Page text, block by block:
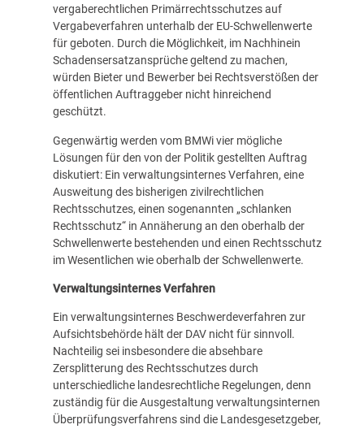
vergaberechtlichen Primärrechtsschutzes auf
Vergabeverfahren unterhalb der EU-Schwellenwerte
für geboten. Durch die Möglichkeit, im Nachhinein
Schadensersatzansprüche geltend zu machen,
würden Bieter und Bewerber bei Rechtsverstößen der
öffentlichen Auftraggeber nicht hinreichend
geschützt.
Gegenwärtig werden vom BMWi vier mögliche
Lösungen für den von der Politik gestellten Auftrag
diskutiert: Ein verwaltungsinternes Verfahren, eine
Ausweitung des bisherigen zivilrechtlichen
Rechtsschutzes, einen sogenannten „schlanken
Rechtsschutz“ in Annäherung an den oberhalb der
Schwellenwerte bestehenden und einen Rechtsschutz
im Wesentlichen wie oberhalb der Schwellenwerte.
Verwaltungsinternes Verfahren
Ein verwaltungsinternes Beschwerdeverfahren zur
Aufsichtsbehörde hält der DAV nicht für sinnvoll.
Nachteilig sei insbesondere die absehbare
Zersplitterung des Rechtsschutzes durch
unterschiedliche landesrechtliche Regelungen, denn
zuständig für die Ausgestaltung verwaltungsinternen
Überprüfungsverfahrens sind die Landesgesetzgeber,